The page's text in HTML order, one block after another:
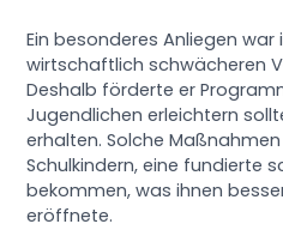
Ein besonderes Anliegen war
wirtschaftlich schwächeren
Deshalb förderte er
Jugendlichen erleichtern
erhalten. Solche
Schulkindern, eine fundierte
bekommen, was ihnen
eröffnete.